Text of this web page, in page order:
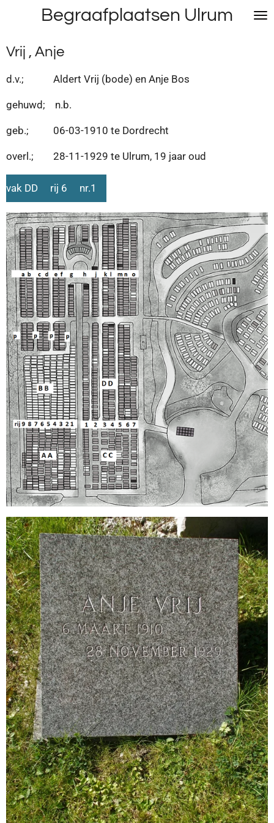
naar
de
hoofdinhoud
Begraafplaatsen Ulrum
Vrij , Anje
d.v.; Aldert Vrij (bode) en Anje Bos
gehuwd; n.b.
geb.; 06-03-1910 te Dordrecht
overl.; 28-11-1929 te Ulrum, 19 jaar oud
vak DD rij 6 nr.1